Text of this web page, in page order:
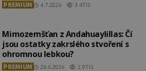
PREMIUM 4.7.2026 3.4TIS
Mimozemšťan z Andahuaylillas: Čí
jsou ostatky zakrslého stvoření s
ohromnou lebkou?
PREMIUM 26.6.2026 2.9TIS